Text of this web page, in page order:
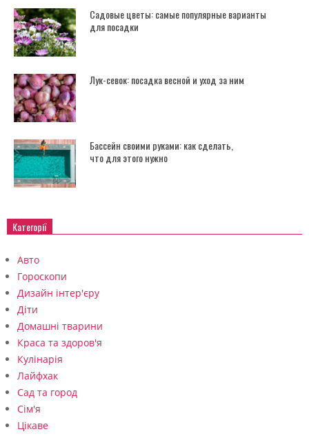
Садовые цветы: самые популярные варианты
для посадки
Лук-севок: посадка весной и уход за ним
Бассейн своими руками: как сделать,
что для этого нужно
Категорії
Авто
Гороскопи
Дизайн інтер'єру
Діти
Домашні тварини
Краса та здоров'я
Кулінарія
Лайфхак
Сад та город
Сім'я
Цікаве